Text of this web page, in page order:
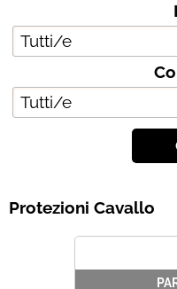
Protezioni Cavallo